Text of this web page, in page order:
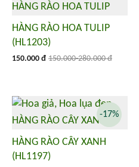
HÀNG RÀO HOA TULIP
(HL1203)
150.000 đ 150.000-280.000 đ
HÀNG RÀO CÂY XANH
(HL1197)
-17%